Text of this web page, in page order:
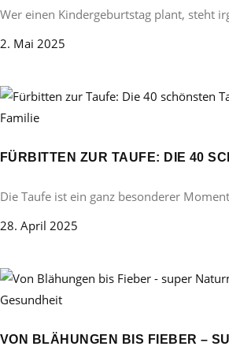
Wer einen Kindergeburtstag plant, steht
2. Mai 2025
Familie
FÜRBITTEN ZUR TAUFE: DIE 40
Die Taufe ist ein ganz besonderer
28. April 2025
Gesundheit
VON BLÄHUNGEN BIS FIEBER –